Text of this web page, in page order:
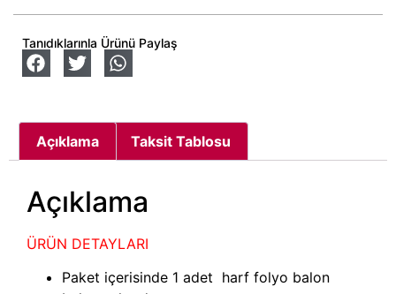
Tanıdıklarınla Ürünü Paylaş
Açıklama Taksit Tablosu
Açıklama
ÜRÜN DETAYLARI
Paket içerisinde 1 adet harf folyo balon